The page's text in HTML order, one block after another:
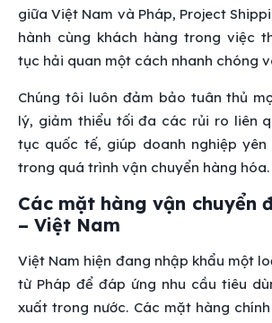
giữa Việt Nam và Pháp, Project
hành cùng khách hàng trong việc
tục hải quan một cách nhanh chóng
Chúng tôi luôn đảm bảo tuân thủ
lý, giảm thiểu tối đa các rủi ro liên
tục quốc tế, giúp doanh nghiệp
trong quá trình vận chuyển hàng hóa.
Các mặt hàng vận chuyển
– Việt Nam
Việt Nam hiện đang nhập khẩu một
từ Pháp để đáp ứng nhu cầu tiêu
xuất trong nước. Các mặt hàng